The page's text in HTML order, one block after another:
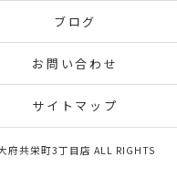
ブログ
お問い合わせ
サイトマップ
共栄町3丁目店 ALL RIGHTS